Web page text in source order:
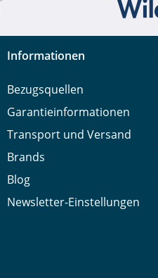
Informationen
Bezugsquellen
Garantieinformationen
Transport und Versand
Brands
Blog
Newsletter-Einstellungen